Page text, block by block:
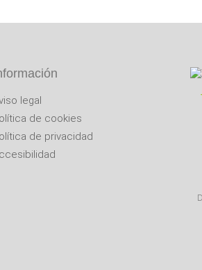
legal
de cookies
de privacidad